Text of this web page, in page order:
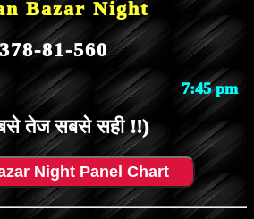
Bazar Night
378-81-560
7:45 pm
तेज सबसे सही !!)
Night Panel Chart